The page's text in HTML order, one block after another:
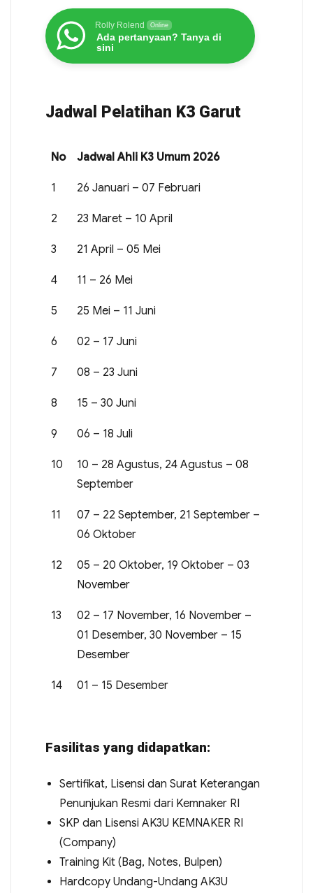
Rolly Rolend Online
Ada pertanyaan? Tanya di
sini
Jadwal Pelatihan K3 Garut
No Jadwal Ahli K3 Umum 2026
1 26 Januari – 07 Februari
2 23 Maret – 10 April
3 21 April – 05 Mei
4 11 – 26 Mei
5 25 Mei – 11 Juni
6 02 – 17 Juni
7 08 – 23 Juni
8 15 – 30 Juni
9 06 – 18 Juli
10
10 – 28 Agustus, 24 Agustus – 08
September
11
07 – 22 September, 21 September –
06 Oktober
12
05 – 20 Oktober, 19 Oktober – 03
November
13
02 – 17 November, 16 November –
01 Desember, 30 November – 15
Desember
14 01 – 15 Desember
Fasilitas yang didapatkan:
Sertifikat, Lisensi dan Surat Keterangan
Penunjukan Resmi dari Kemnaker RI
SKP dan Lisensi AK3U KEMNAKER RI
(Company)
Training Kit (Bag, Notes, Bulpen)
Hardcopy Undang-Undang AK3U